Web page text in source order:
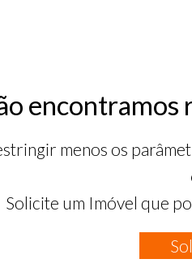
encontramos
menos os
Solicite um Imóvel que